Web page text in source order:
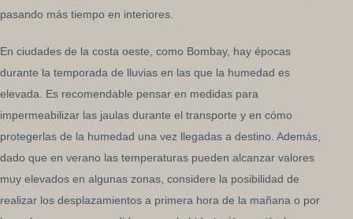
pasando más tiempo en interiores.
En ciudades de la costa oeste, como Bombay, hay épocas
durante la temporada de lluvias en las que la humedad es
elevada. Es recomendable pensar en medidas para
impermeabilizar las jaulas durante el transporte y en cómo
protegerlas de la humedad una vez llegadas a destino. Además,
dado que en verano las temperaturas pueden alcanzar valores
muy elevados en algunas zonas, considere la posibilidad de
realizar los desplazamientos a primera hora de la mañana o por